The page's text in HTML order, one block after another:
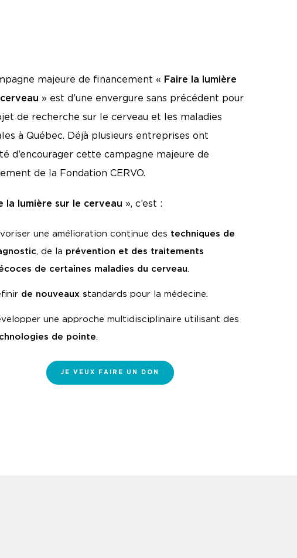
majeure de financement « Faire la lumière
» est d’une envergure sans précédent pour
de recherche sur le cerveau et les maladies
à Québec. Déjà plusieurs entreprises ont
d’encourager cette campagne majeure de
de la Fondation CERVO.
la lumière sur le cerveau », c’est :
une amélioration continue des techniques de
, de la prévention et des traitements
de certaines maladies du cerveau
de nouveaux standards pour la médecine.
une approche multidisciplinaire utilisant des
de pointe
JE VEUX FAIRE UN DON